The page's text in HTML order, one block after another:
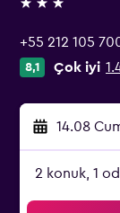
3 yıldız
+55 212 105
8,1 Çok iyi
14.08
2 konuk, 1